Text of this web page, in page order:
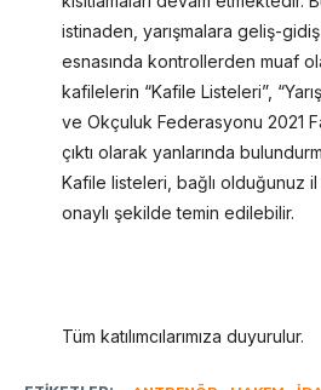
istinaden, yarışmalara geliş-
esnasında kontrollerden muaf
kafilelerin “Kafile Listeleri”,
ve Okçuluk Federasyonu 2021
çıktı olarak yanlarında
Kafile listeleri, bağlı olduğunuz
onaylı şekilde temin edilebilir.
Tüm katılımcılarımıza duyurulur.